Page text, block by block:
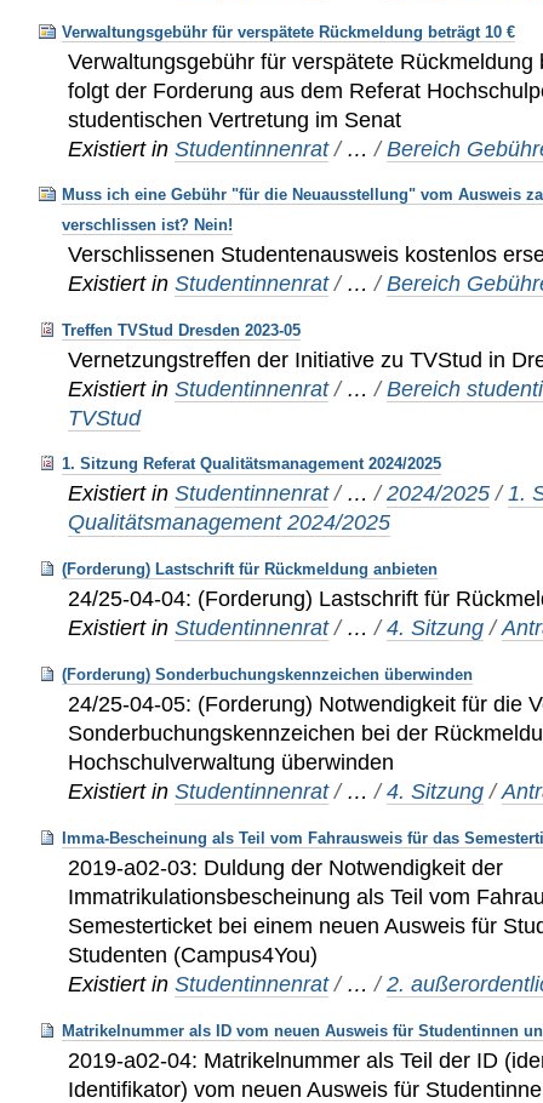
Verwaltungsgebühr für verspätete Rückmeldung beträgt 10 €
Verwaltungsgebühr für verspätete
folgt der Forderung aus dem Referat
studentischen Vertretung im Senat
Existiert in Studentinnenrat / …/Bereich
Muss ich eine Gebühr "für die Neuausstellung" vom Ausweis
verschlissen ist? Nein!
Verschlissenen Studentenausweis kostenlos
Existiert in Studentinnenrat / …/Bereich
Treffen TVStud Dresden 2023-05
Vernetzungstreffen der Initiative zu TVStud in
Existiert in Studentinnenrat / …/Bereich
TVStud
1. Sitzung Referat Qualitätsmanagement 2024/2025
Existiert in Studentinnenrat / …/2024/2025 /1.
Qualitätsmanagement 2024/2025
(Forderung) Lastschrift für Rückmeldung anbieten
24/25-04-04: (Forderung) Lastschrift für
Existiert in Studentinnenrat / …/4. Sitzung /
(Forderung) Sonderbuchungskennzeichen überwinden
24/25-04-05: (Forderung) Notwendigkeit für die
Sonderbuchungskennzeichen bei der
Hochschulverwaltung überwinden
Existiert in Studentinnenrat / …/4. Sitzung /
Imma-Bescheinung als Teil vom Fahrausweis für das
2019-a02-03: Duldung der Notwendigkeit der
Immatrikulationsbescheinung als Teil vom
Semesterticket bei einem neuen Ausweis für
Studenten (Campus4You)
Existiert in Studentinnenrat / …/2.
Matrikelnummer als ID vom neuen Ausweis für Studentinnen
2019-a02-04: Matrikelnummer als Teil der ID
Identifikator) vom neuen Ausweis für